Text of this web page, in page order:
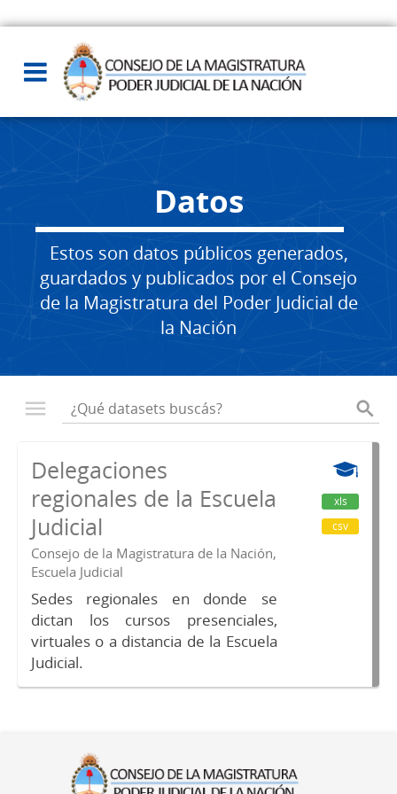
Datos
Estos son datos públicos generados,
guardados y publicados por el Consejo
de la Magistratura del Poder Judicial de
la Nación
Delegaciones
regionales de la Escuela
Judicial
Consejo de la Magistratura de la Nación,
Escuela Judicial
Sedes regionales en donde se
dictan los cursos presenciales,
virtuales o a distancia de la Escuela
Judicial.
xls
csv